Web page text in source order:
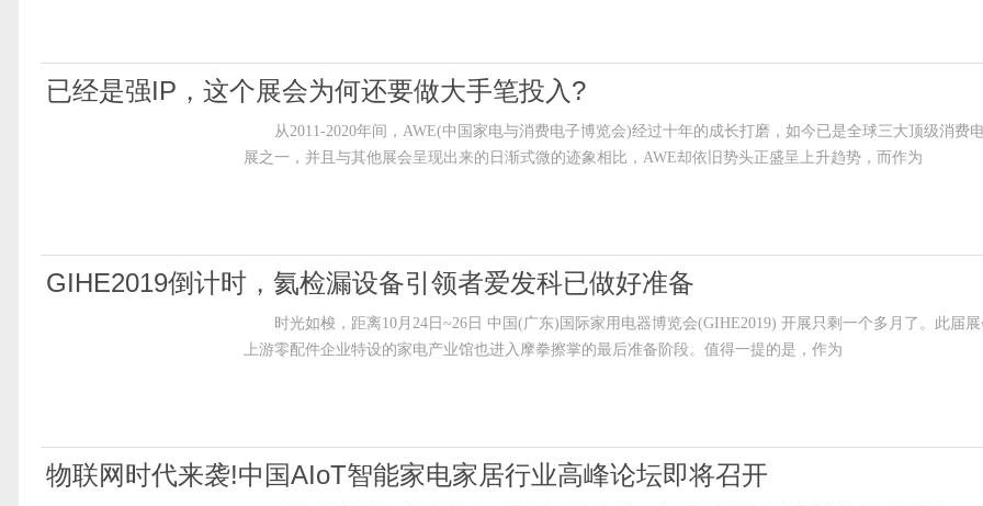
已经是强IP，这个展会为何还要做大手笔投入?
从2011-2020年间，AWE(中国家电与消费电子博览会)经过十年的成长打磨，如今已是全球三大顶级消费
展之一，并且与其他展会呈现出来的日渐式微的迹象相比，AWE却依旧势头正盛呈上升趋势，而作为
GIHE2019倒计时，氦检漏设备引领者爱发科已做好准备
时光如梭，距离10月24日~26日 中国(广东)国际家用电器博览会(GIHE2019) 开展只剩一个多月了。此届展
上游零配件企业特设的家电产业馆也进入摩拳擦掌的最后准备阶段。值得一提的是，作为
物联网时代来袭!中国AIoT智能家电家居行业高峰论坛即将召开